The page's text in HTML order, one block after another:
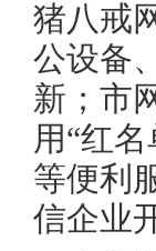
猪八戒
公设备
新；市
用“红
等便利
信企业